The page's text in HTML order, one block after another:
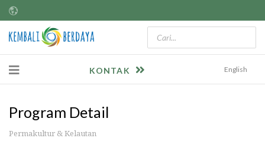
KONTAK English
Program Detail
Permakultur & Kelautan